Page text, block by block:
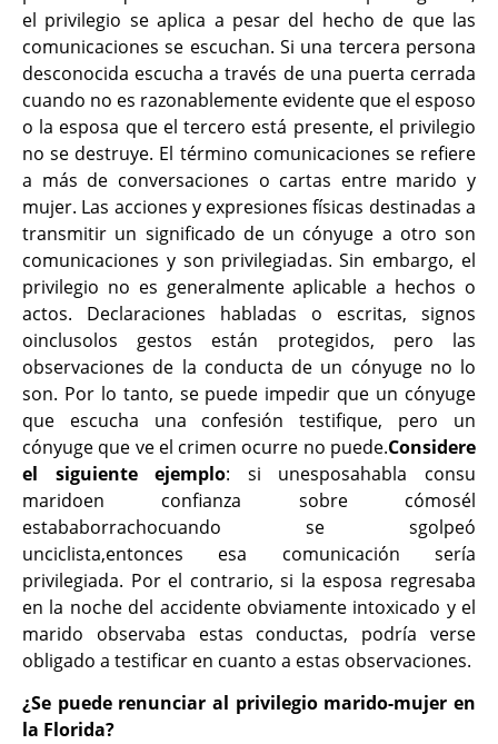
el privilegio se aplica a pesar del hecho de que las
comunicaciones se escuchan. Si una tercera persona
desconocida escucha a través de una puerta cerrada
cuando no es razonablemente evidente que el esposo
o la esposa que el tercero está presente, el privilegio
no se destruye. El término comunicaciones se refiere
a más de conversaciones o cartas entre marido y
mujer. Las acciones y expresiones físicas destinadas a
transmitir un significado de un cónyuge a otro son
comunicaciones y son privilegiadas. Sin embargo, el
privilegio no es generalmente aplicable a hechos o
actos. Declaraciones habladas o escritas, signos
oinclusolos gestos están protegidos, pero las
observaciones de la conducta de un cónyuge no lo
son. Por lo tanto, se puede impedir que un cónyuge
que escucha una confesión testifique, pero un
cónyuge que ve el crimen ocurre no puede.Considere
el siguiente ejemplo: si unesposahabla consu
maridoen confianza sobre cómosél
estababorrachocuando se sgolpeó
unciclista,entonces esa comunicación sería
privilegiada. Por el contrario, si la esposa regresaba
en la noche del accidente obviamente intoxicado y el
marido observaba estas conductas, podría verse
obligado a testificar en cuanto a estas observaciones.
¿Se puede renunciar al privilegio marido-mujer en
la Florida?